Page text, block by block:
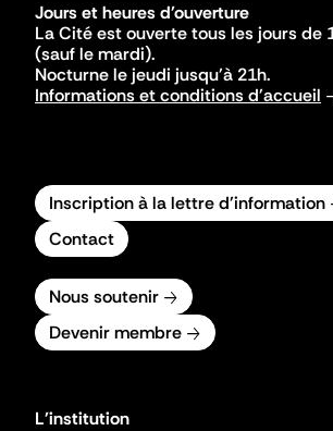
Jours et heures d'ouverture
La Cité est ouverte tous les jours de
(sauf le mardi).
Nocturne le jeudi jusqu'à 21h.
Informations et conditions d'accueil
Inscription à la lettre d'information
Contact
Nous soutenir
Devenir membre
L'institution